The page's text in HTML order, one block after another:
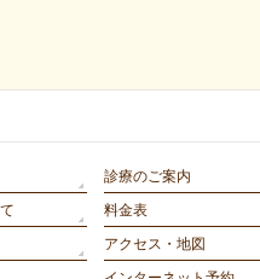
診療のご案内
料金表
アクセス・地図